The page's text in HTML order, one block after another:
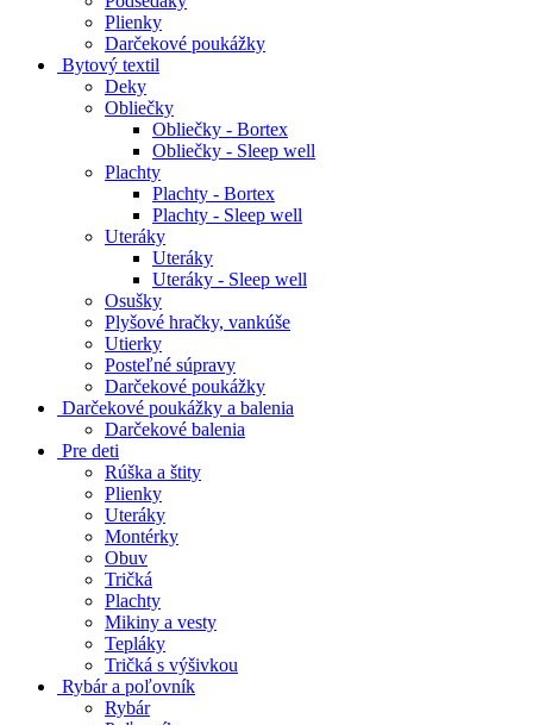
Plienky
Darčekové poukážky
Bytový textil
Deky
Obliečky
Obliečky - Bortex
Obliečky - Sleep well
Plachty
Plachty - Bortex
Plachty - Sleep well
Uteráky
Uteráky
Uteráky - Sleep well
Osušky
Plyšové hračky, vankúše
Utierky
Posteľné súpravy
Darčekové poukážky
Darčekové poukážky a balenia
Darčekové balenia
Pre deti
Rúška a štity
Plienky
Uteráky
Montérky
Obuv
Tričká
Plachty
Mikiny a vesty
Tepláky
Tričká s výšivkou
Rybár a poľovník
Rybár